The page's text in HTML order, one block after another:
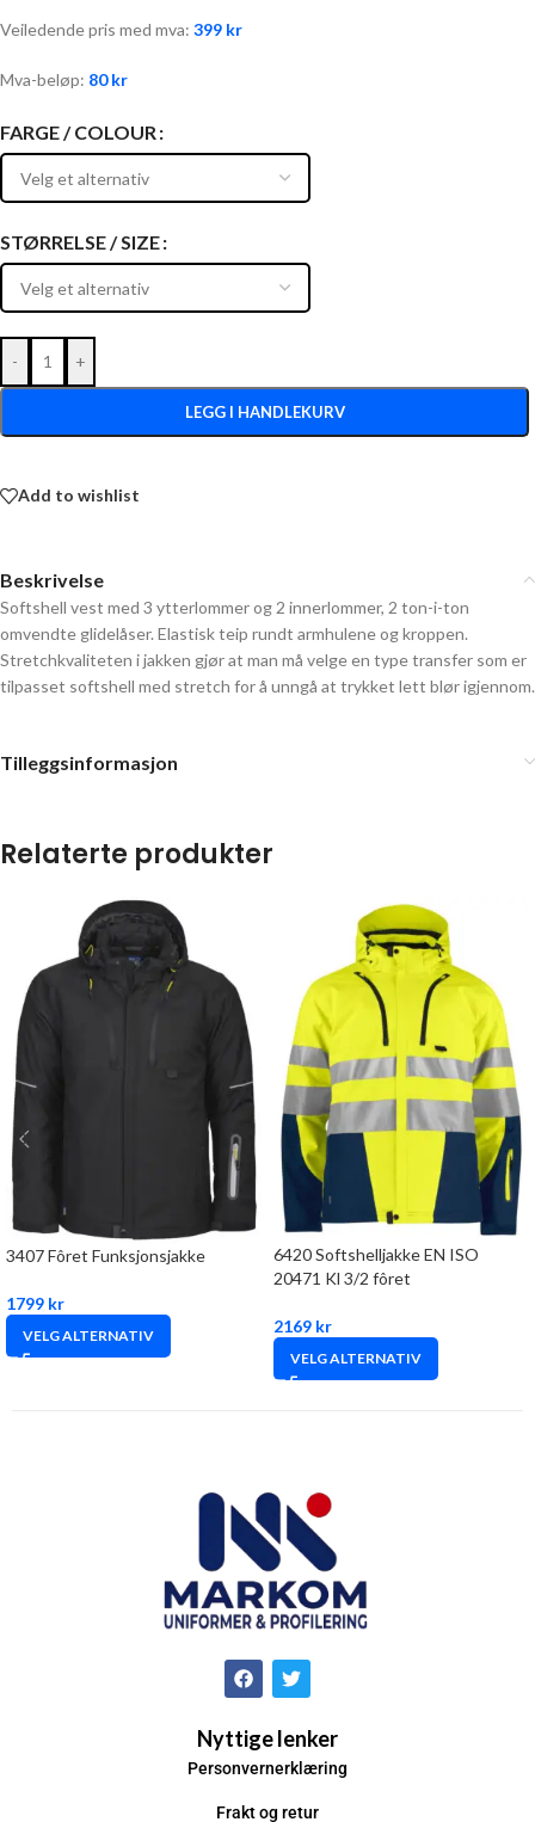
Veiledende pris med mva: 399 kr
Mva-beløp: 80kr
FARGE / COLOUR
STØRRELSE / SIZE
- +
LEGG I HANDLEKURV
Add to wishlist
Beskrivelse
Softshell vest med 3 ytterlommer og 2 innerlommer, 2 ton-i-ton
omvendte glidelåser. Elastisk teip rundt armhulene og kroppen.
Stretchkvaliteten i jakken gjør at man må velge en type transfer som er
tilpasset softshell med stretch for å unngå at trykket lett blør igjennom.
Tilleggsinformasjon
Relaterte produkter
3407 Fôret Funksjonsjakke
1799 kr
VELG ALTERNATIV
6420 Softshelljakke EN ISO
20471 Kl 3/2 fôret
2169 kr
VELG ALTERNATIV
Nyttige lenker
Personvernerklæring
Frakt og retur